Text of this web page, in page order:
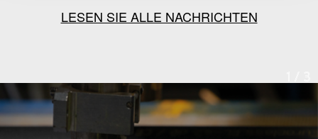
LESEN SIE ALLE NACHRICHTEN